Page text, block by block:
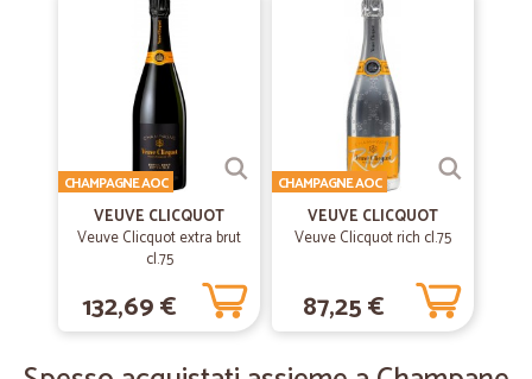
Soddisfattissima
Soddisfattissima per la qualita' dei prodotti, la serieta' e la velocita' di
spedizione! Raccomando Cicalia vivamdnte!
30/01/2020
—Laura P.
Prodotti consegnati in due giorni in…
Prodotti consegnati in due giorni in perfetto stato.grazie
23/03/2019
— Marina fiorella C.
Merce inviata molto celermente.
Merce inviata molto celermente.
VEUVE CLICQUOT
Veuve Clicquot extra brut
cl.75
CHAMPAGNE AOC
132,69 €
VEUVE CLICQUOT
Veuve Clicquot rich cl.75
CHAMPAGNE AOC
87,25 €